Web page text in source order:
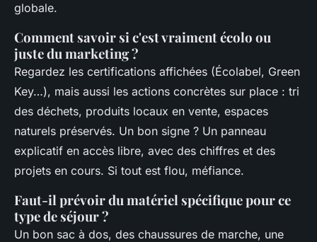
globale.
Comment savoir si c'est vraiment écolo ou
juste du marketing ?
Regardez les certifications affichées (Écolabel, Green
Key…), mais aussi les actions concrètes sur place : tri
des déchets, produits locaux en vente, espaces
naturels préservés. Un bon signe ? Un panneau
explicatif en accès libre, avec des chiffres et des
projets en cours. Si tout est flou, méfiance.
Faut-il prévoir du matériel spécifique pour ce
type de séjour ?
Un bon sac à dos, des chaussures de marche, une